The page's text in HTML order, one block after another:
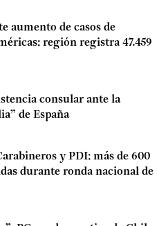
aumento de casos de
región registra 47.459
consular ante la
de España
y PDI: más de 600
durante ronda nacional de